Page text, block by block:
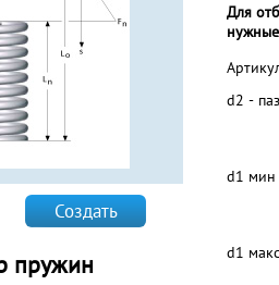
Создать
пружин
Для
d2 - паз
d1 мин
d1 макс